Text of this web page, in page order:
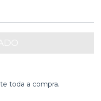
toda a compra.